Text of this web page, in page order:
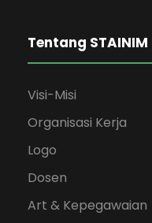
Tentang STAINIM
Visi-Misi
Organisasi Kerja
Logo
Dosen
Art & Kepegawaian